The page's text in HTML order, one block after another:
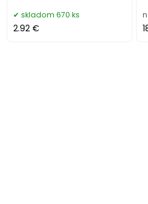
skladom 670 ks
2.92 €